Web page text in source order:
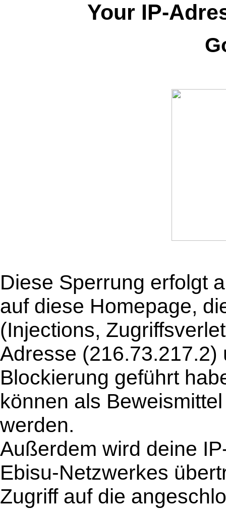
Your IP-
Diese Sperrung erfolgt
auf diese Homepage,
(Injections,
Adresse (216.73.217.2)
Blockierung geführt
können als
werden.
Außerdem wird deine
Ebisu-Netzwerkes
Zugriff auf die